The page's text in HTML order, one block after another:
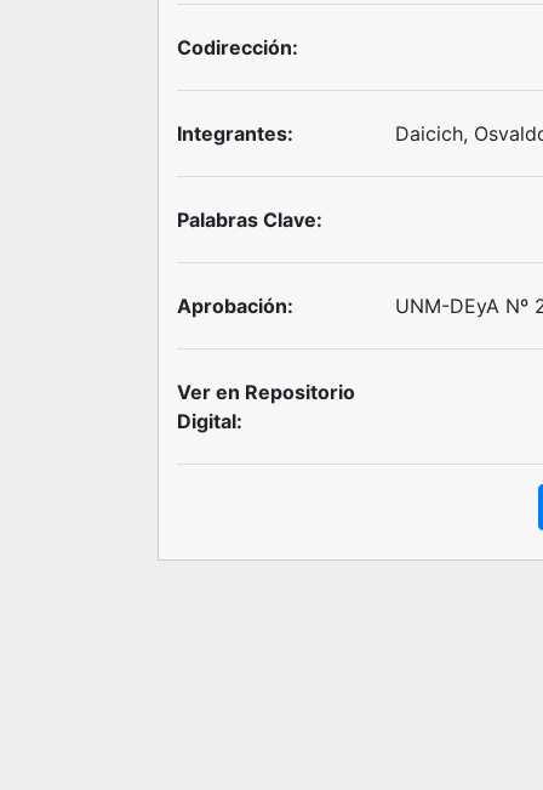
Codirección:
Integrantes: Daicich,
Palabras Clave:
Aprobación: UNM-DEyA Nº
Ver en Repositorio
Digital: